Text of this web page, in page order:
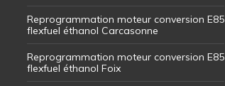
Reprogrammation moteur conversion E85
flexfuel éthanol Carcasonne
Reprogrammation moteur conversion E85
flexfuel éthanol Foix